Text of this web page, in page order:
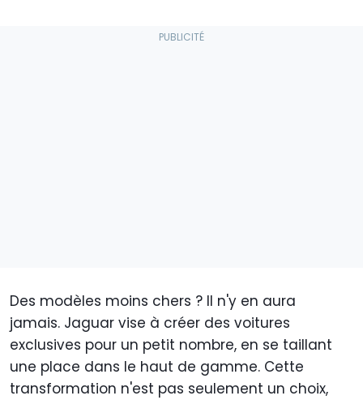
Des modèles moins chers ? Il n'y en aura
jamais. Jaguar vise à créer des voitures
exclusives pour un petit nombre, en se taillant
une place dans le haut de gamme. Cette
transformation n'est pas seulement un choix,